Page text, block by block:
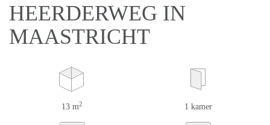
HEERDERWEG IN
MAASTRICHT
13 m2 1 kamer